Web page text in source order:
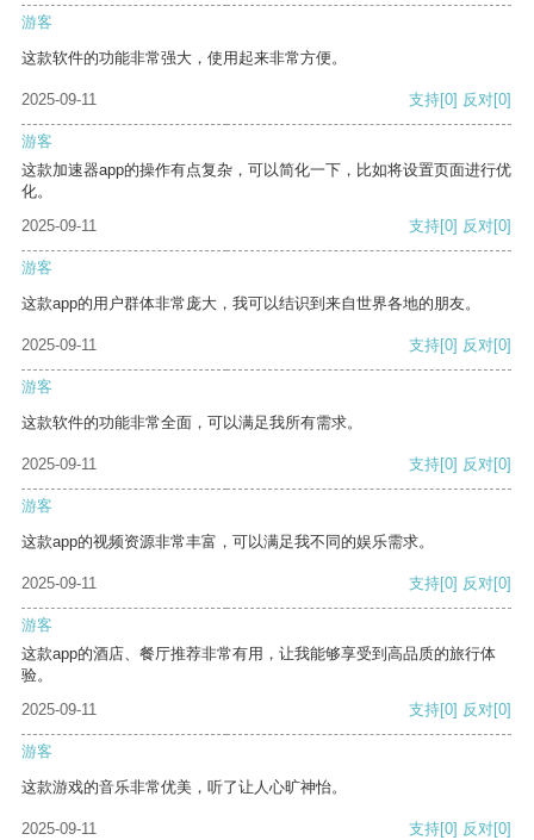
游客
这款软件的功能非常强大，使用起来非常方便。
2025-09-11 支持[0] 反对[0]
游客
这款加速器app的操作有点复杂，可以简化一下，比如将设置页面进行优
化。
2025-09-11
支持[0] 反对[0]
游客
这款app的用户群体非常庞大，我可以结识到来自世界各地的朋友。
2025-09-11 支持[0] 反对[0]
游客
这款软件的功能非常全面，可以满足我所有需求。
2025-09-11 支持[0] 反对[0]
游客
这款app的视频资源非常丰富，可以满足我不同的娱乐需求。
2025-09-11 支持[0] 反对[0]
游客
这款app的酒店、餐厅推荐非常有用，让我能够享受到高品质的旅行体
验。
2025-09-11
支持[0] 反对[0]
游客
这款游戏的音乐非常优美，听了让人心旷神怡。
2025-09-11 支持[0] 反对[0]